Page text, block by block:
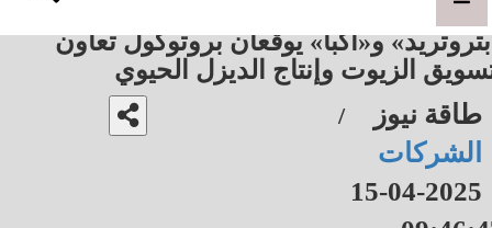
و«أكبا» يوقعان بروتوكول تعاون
الزيوت وإنتاج الديزل الحيوي
طاقة نيوز /
الشركات
2025-04-15